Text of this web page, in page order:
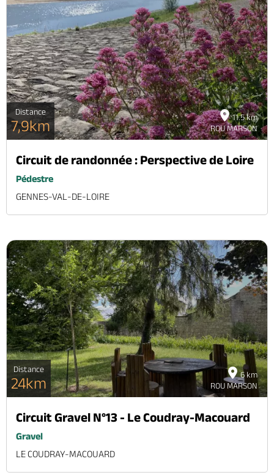
11.5 km
ROU MARSON
Distance
7,9km
Circuit de randonnée : Perspective de Loire
Pédestre
GENNES-VAL-DE-LOIRE
6 km
ROU MARSON
Distance
24km
Circuit Gravel N°13 - Le Coudray-Macouard
Gravel
LE COUDRAY-MACOUARD